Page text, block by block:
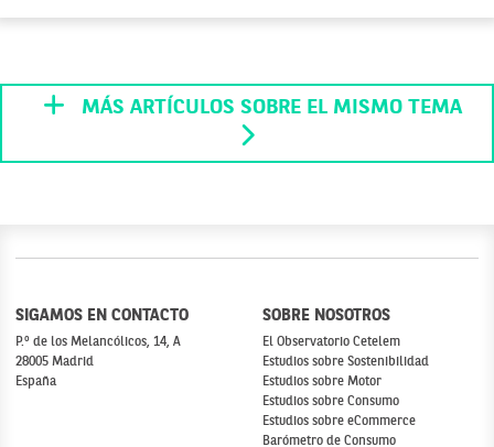
MÁS ARTÍCULOS SOBRE EL MISMO TEMA
SIGAMOS EN CONTACTO
P.º de los Melancólicos, 14, A
28005 Madrid
España
SOBRE NOSOTROS
El Observatorio Cetelem
Estudios sobre Sostenibilidad
Estudios sobre Motor
Estudios sobre Consumo
Estudios sobre eCommerce
Barómetro de Consumo